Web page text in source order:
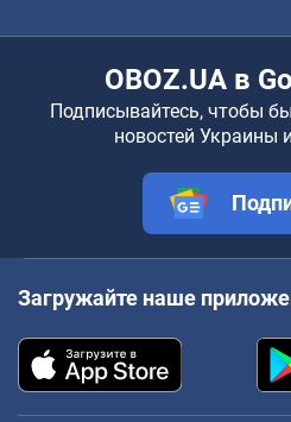
OBOZ.UA в
Подписывайтесь, чтобы
новостей Украины
Загружайте наше